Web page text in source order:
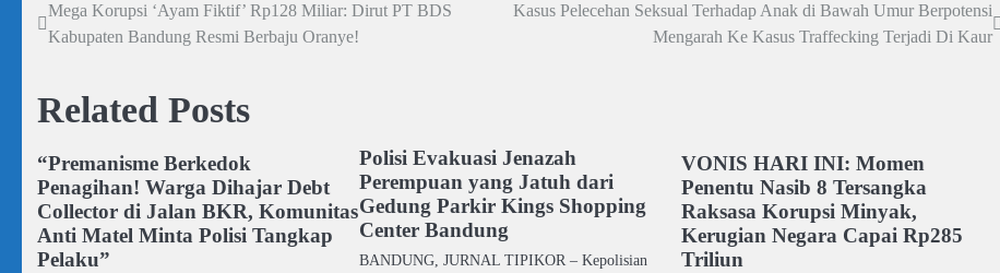
Navigasi
Mega Korupsi ‘Ayam Fiktif’ Rp128 Miliar: Dirut PT BDS
Kabupaten Bandung Resmi Berbaju Oranye!
Kasus Pelecehan Seksual Terhadap Anak di Bawah Umur Berpotensi
Mengarah Ke Kasus Traffecking Terjadi Di Kaur
Related Posts
“Premanisme Berkedok
Penagihan! Warga Dihajar Debt
Collector di Jalan BKR, Komunitas
Anti Matel Minta Polisi Tangkap
Pelaku”
Polisi Evakuasi Jenazah
Perempuan yang Jatuh dari
Gedung Parkir Kings Shopping
Center Bandung
BANDUNG, JURNAL TIPIKOR – Kepolisian
VONIS HARI INI: Momen
Penentu Nasib 8 Tersangka
Raksasa Korupsi Minyak,
Kerugian Negara Capai Rp285
Triliun